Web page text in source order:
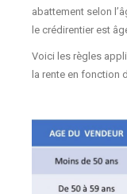
abattement selon
le crédirentier est
Voici les règles
la rente en fonction